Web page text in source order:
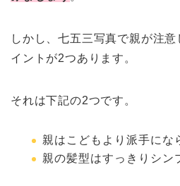
しかし、七五三写真で親が注
イントが2つあります。
それは下記の2つです。
親はこどもより派手にな
親の髪型はすっきりシン